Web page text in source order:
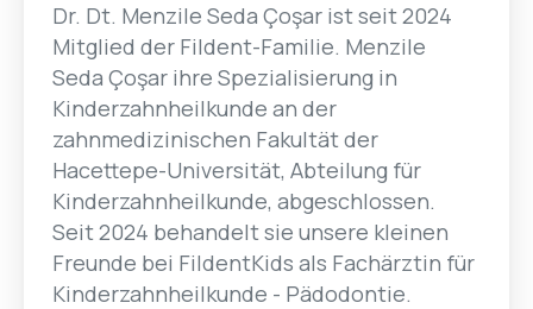
Dr. Dt. Menzile Seda Çoşar ist seit 2024
Mitglied der Fildent-Familie. Menzile
Seda Çoşar ihre Spezialisierung in
Kinderzahnheilkunde an der
zahnmedizinischen Fakultät der
Hacettepe-Universität, Abteilung für
Kinderzahnheilkunde, abgeschlossen.
Seit 2024 behandelt sie unsere kleinen
Freunde bei FildentKids als Fachärztin für
Kinderzahnheilkunde - Pädodontie.